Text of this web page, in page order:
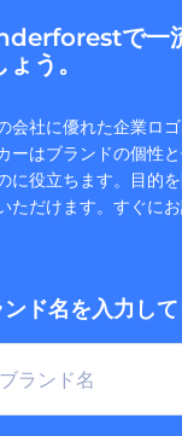
で一
ょう。
会社に優れた企業ロ
ーはブランドの個性
に役立ちます。目的
ただけます。すぐにお
ンド名を入力し